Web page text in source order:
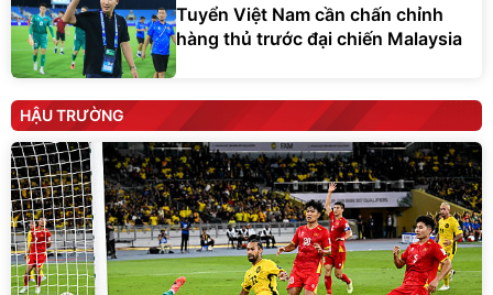
Tuyển Việt Nam cần chấn chỉnh
hàng thủ trước đại chiến Malaysia
HẬU TRƯỜNG